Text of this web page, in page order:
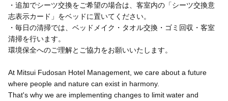
・追加でシーツ交換をご希望の場合は、客室内の「シーツ交換意
志表示カード」をベッドに置いてください。
・毎日の清掃では、ベッドメイク・タオル交換・ゴミ回収・客室
清掃を行います。
環境保全へのご理解とご協力をお願いいたします。
At Mitsui Fudosan Hotel Management, we care about a future
where people and nature can exist in harmony.
That's why we are implementing changes to limit water and